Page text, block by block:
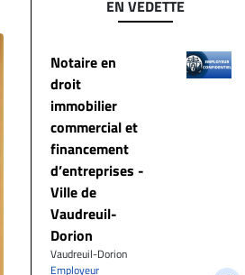
EN VEDETTE
Notaire en
droit
immobilier
commercial et
financement
d’entreprises -
Ville de
Vaudreuil-
Dorion
Vaudreuil-Dorion
Employeur